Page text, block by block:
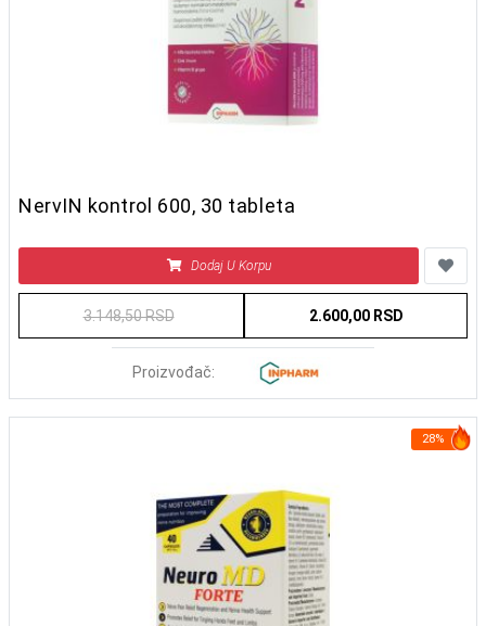
NervIN kontrol 600, 30 tableta
Dodaj U Korpu
3.148,50 RSD 2.600,00 RSD
Proizvođač:
28%